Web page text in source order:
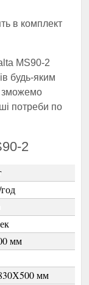
в комплект
MS90-2
будь-яким
зможемо
потреби по
2
мм
мм